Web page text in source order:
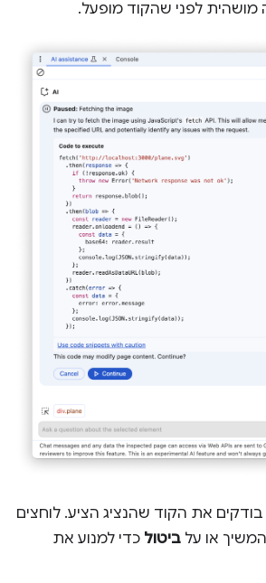
לפני שהקוד מופעל.
את הקוד שהנציג הציע. לוחצים
או על ביטול כדי למנוע את